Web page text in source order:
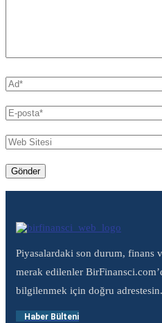
Piyasalardaki son durum, finans
merak edilenler
bilgilenmek için doğru adrestesin.
Haber Bülteni